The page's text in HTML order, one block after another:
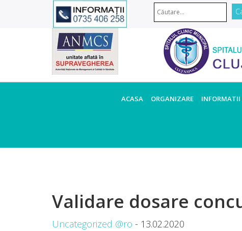
ACASA ORGANIZARE INFORMATII
Validare dosare
Uncategorized @ro - 13.02.2020